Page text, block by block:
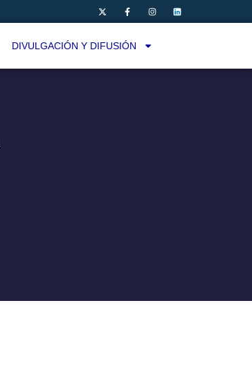
DIVULGACIÓN Y DIFUSIÓN